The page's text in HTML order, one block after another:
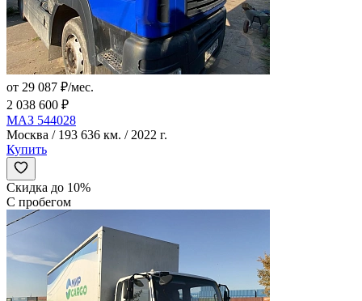
от 29 087 ₽/мес.
2 038 600 ₽
МАЗ 544028
Москва / 193 636 км. / 2022 г.
Купить
Скидка до 10%
С пробегом